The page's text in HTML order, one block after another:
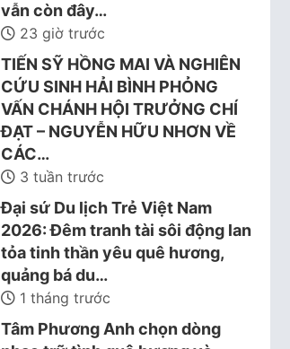
vẫn còn đây…
23 giờ trước
TIẾN SỸ HỒNG MAI VÀ NGHIÊN
CỨU SINH HẢI BÌNH PHỎNG
VẤN CHÁNH HỘI TRƯỞNG CHÍ
ĐẠT – NGUYỄN HỮU NHƠN VỀ
CÁC…
3 tuần trước
Đại sứ Du lịch Trẻ Việt Nam
2026: Đêm tranh tài sôi động lan
tỏa tinh thần yêu quê hương,
quảng bá du…
1 tháng trước
Tâm Phương Anh chọn dòng